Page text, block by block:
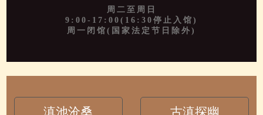
周二至周日
9:00-17:00(16:30停止入馆)
周一闭馆(国家法定节日除外)
滇池沧桑 古滇探幽